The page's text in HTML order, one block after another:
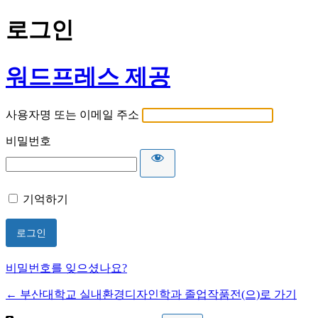
로그인
워드프레스 제공
사용자명 또는 이메일 주소
비밀번호
기억하기
비밀번호를 잊으셨나요?
← 부산대학교 실내환경디자인학과 졸업작품전(으)로 가기